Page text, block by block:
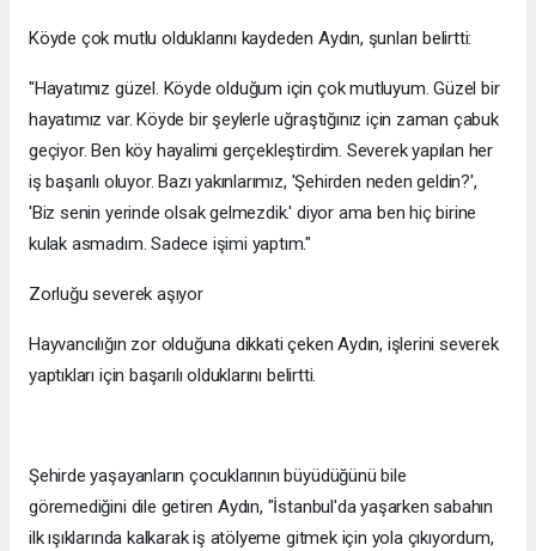
Köyde çok mutlu olduklarını kaydeden Aydın, şunları belirtti:
"Hayatımız güzel. Köyde olduğum için çok mutluyum. Güzel bir
hayatımız var. Köyde bir şeylerle uğraştığınız için zaman çabuk
geçiyor. Ben köy hayalimi gerçekleştirdim. Severek yapılan her
iş başarılı oluyor. Bazı yakınlarımız, 'Şehirden neden geldin?',
'Biz senin yerinde olsak gelmezdik.' diyor ama ben hiç birine
kulak asmadım. Sadece işimi yaptım."
Zorluğu severek aşıyor
Hayvancılığın zor olduğuna dikkati çeken Aydın, işlerini severek
yaptıkları için başarılı olduklarını belirtti.
Şehirde yaşayanların çocuklarının büyüdüğünü bile
göremediğini dile getiren Aydın, "İstanbul'da yaşarken sabahın
ilk ışıklarında kalkarak iş atölyeme gitmek için yola çıkıyordum,